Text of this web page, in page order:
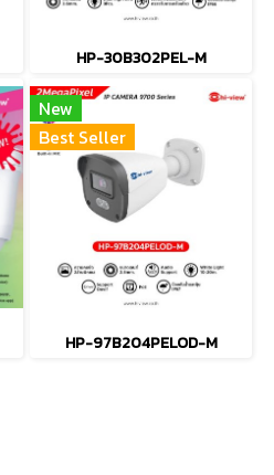
HP-30B302PEL-M
New
Best Seller
HP-97B204PELOD-M